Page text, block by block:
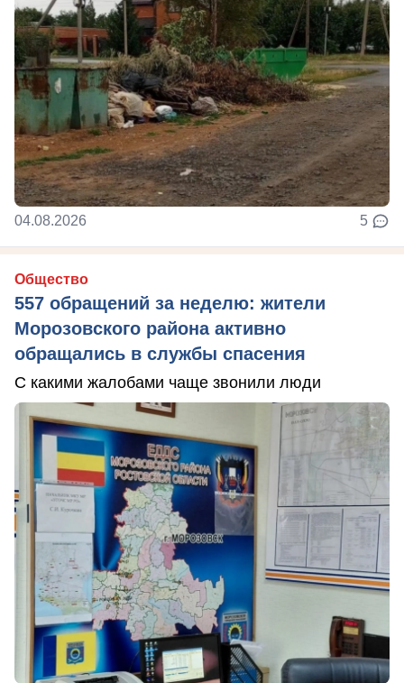
04.08.2026 5
Общество
557 обращений за неделю: жители
Морозовского района активно
обращались в службы спасения
С какими жалобами чаще звонили люди